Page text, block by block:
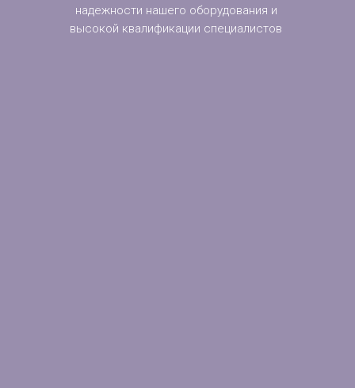
надежности нашего оборудования и
высокой квалификации специалистов